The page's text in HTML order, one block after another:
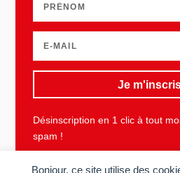
Bonjour, ce site utilise des
Je
Désinscription en 1 clic à tout
spam !